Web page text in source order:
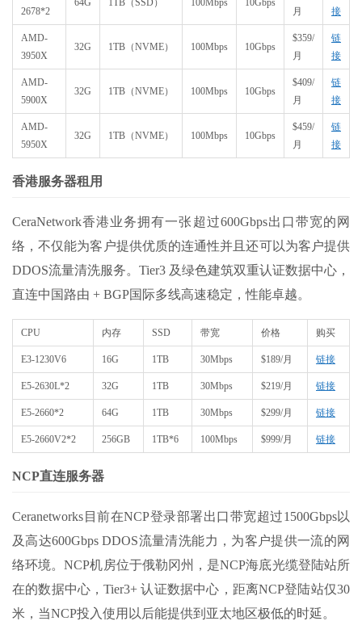
2678*2
64G 1TB（SSD） 100Mbps 10Gbps
月
接
AMD-
3950X
32G 1TB（NVME） 100Mbps 10Gbps
$359/
月
链
接
AMD-
5900X
32G 1TB（NVME） 100Mbps 10Gbps
$409/
月
链
接
AMD-
5950X
32G 1TB（NVME） 100Mbps 10Gbps
$459/
月
链
接
香港服务器租用
CeraNetwork香港业务拥有一张超过600Gbps出口带宽的网
络，不仅能为客户提供优质的连通性并且还可以为客户提供
DDOS流量清洗服务。Tier3 及绿色建筑双重认证数据中心，
直连中国路由 + BGP国际多线高速稳定，性能卓越。
CPU 内存 SSD 带宽 价格 购买
E3-1230V6 16G 1TB 30Mbps $189/月 链接
E5-2630L*2 32G 1TB 30Mbps $219/月 链接
E5-2660*2 64G 1TB 30Mbps $299/月 链接
E5-2660V2*2 256GB 1TB*6 100Mbps $999/月 链接
NCP直连服务器
Ceranetworks目前在NCP登录部署出口带宽超过1500Gbps以
及高达600Gbps DDOS流量清洗能力，为客户提供一流的网
络环境。NCP机房位于俄勒冈州，是NCP海底光缆登陆站所
在的数据中心，Tier3+ 认证数据中心，距离NCP登陆站仅30
米，当NCP投入使用以后能提供到亚太地区极低的时延。